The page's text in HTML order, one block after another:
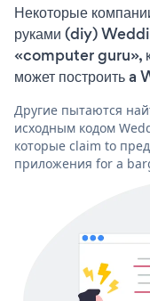
Некоторые
руками (diy)
«computer guru»,
может построить
Другие пытаются
исходным кодом
которые claim to
приложения for a